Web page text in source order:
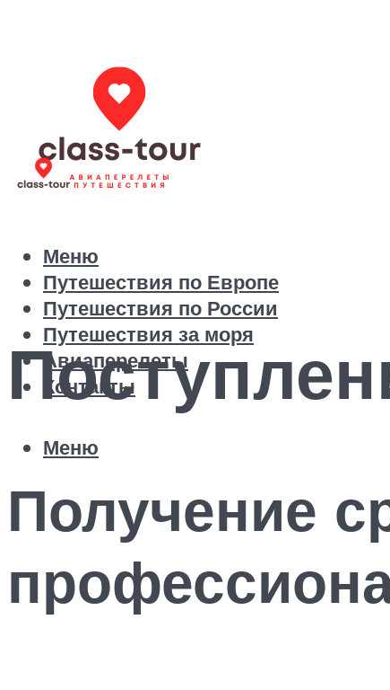
Путешествия по Европе
Путешествия по России
Путешествия за моря
Авиаперелеты
Контакты
Меню
Меню
Получение